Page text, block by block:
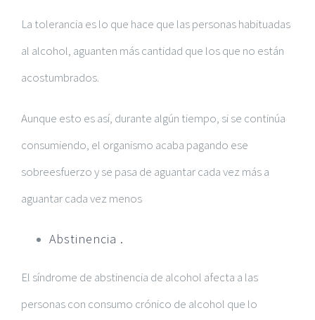
La tolerancia es lo que hace que las personas habituadas
al alcohol, aguanten más cantidad que los que no están
acostumbrados.
Aunque esto es así, durante algún tiempo, si se continúa
consumiendo, el organismo acaba pagando ese
sobreesfuerzo y se pasa de aguantar cada vez más a
aguantar cada vez menos
Abstinencia .
El síndrome de abstinencia de alcohol afecta a las
personas con consumo crónico de alcohol que lo